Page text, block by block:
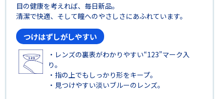
目の健康を考えれば、毎日新品。
清潔で快適、そして瞳へのやさしさにあふれています。
つけはずしがしやすい
・レンズの裏表がわかりやすい“123”マーク入
り。
・指の上でもしっかり形をキープ。
・見つけやすい淡いブルーのレンズ。